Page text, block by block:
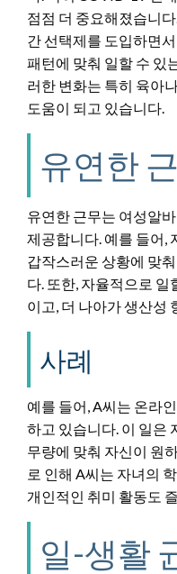
점점 더 중요해졌습니
간 선택제를 도입하면
패턴에 맞춰 일할 수 있
러한 변화는 특히 육아
도움이 되고 있습니다.
유연한
유연한 근무는 여성알
제공합니다. 예를 들어,
갑작스러운 상황에 맞
다. 또한, 자율적으로
이고, 더 나아가 생산성
사례
예를 들어, A씨는 온라
하고 있습니다. 이 일은
무량에 맞춰 자신이 원
로 인해 A씨는 자녀의
개인적인 취미 활동도
일-생활